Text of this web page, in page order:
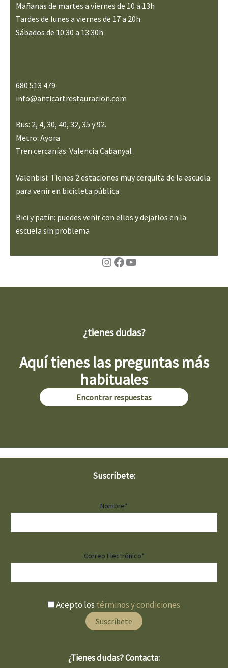
Mañanas de martes a viernes de 10 a 13h
Tardes de lunes a viernes de 17 a 20h
Sábados de 10:30 a 13:30h
680 513 479
info@anticartrestauracion.com
Bus: 2, 4, 30, 40, 32, 35 y 92.
Metro: Ayora
Tren cercanías: Valencia Cabanyal
Valenbisi: Tienes 2 estaciones muy cerquita de la escuela
para venir en bicicleta pública
Bici y patín: puedes venir con ellos y dejarlos en la
escuela sin problema
Instagram
Facebook
YouTube
¿tienes dudas?
Aquí tienes las preguntas más
habituales
Encontrar respuestas
Suscríbete:
Nombre*
Correo Electrónico*
Acepto los términos y condiciones
¿Tienes dudas? Contacta: